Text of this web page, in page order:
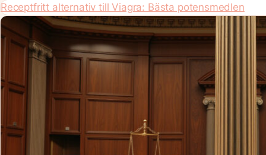
Receptfritt alternativ till Viagra: Bästa potensmedlen